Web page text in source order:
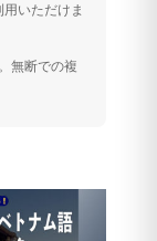
いただけま
無断での複